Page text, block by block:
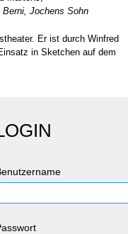
Berni, Jochens Sohn
Er ist durch Winfred
in Sketchen auf dem